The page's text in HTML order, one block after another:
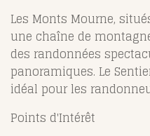
Les Monts Mourne,
une chaîne de
des randonnées
panoramiques. Le
idéal pour les
Points d'Intérêt